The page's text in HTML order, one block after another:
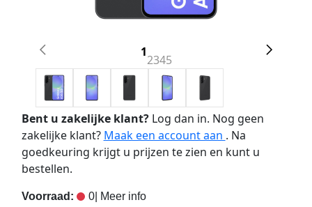
1
2345
Bent u zakelijke klant?Log dan in. Nog geen
zakelijke klant? Maak een account aan . Na
goedkeuring krijgt u prijzen te zien en kunt u
bestellen.
Voorraad: 0| Meer info